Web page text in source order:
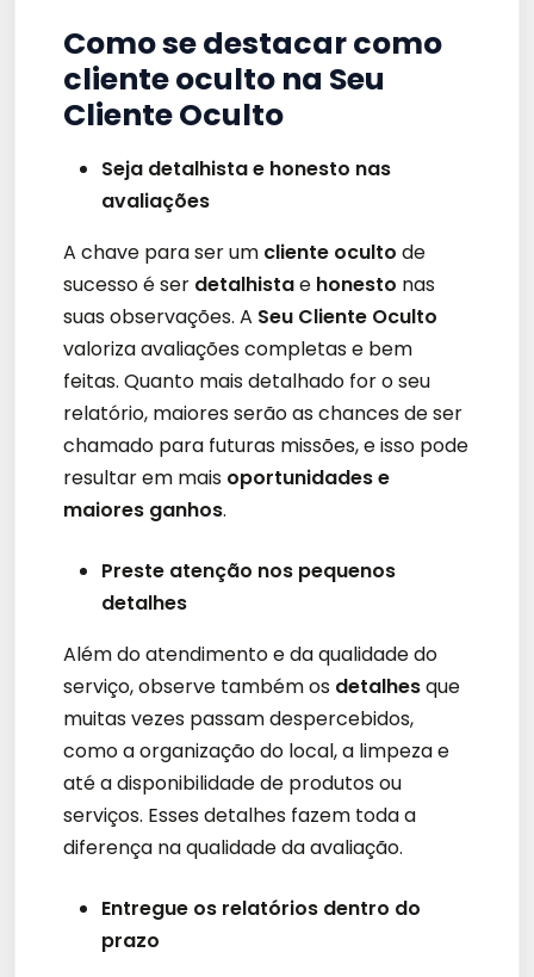
Como se destacar como
cliente oculto na Seu
Cliente Oculto
Seja detalhista e honesto nas
avaliações
A chave para ser um cliente oculto de
sucesso é ser detalhistae honesto nas
suas observações. A Seu Cliente Oculto
valoriza avaliações completas e bem
feitas. Quanto mais detalhado for o seu
relatório, maiores serão as chances de ser
chamado para futuras missões, e isso pode
resultar em mais oportunidades e
maiores ganhos.
Preste atenção nos pequenos
detalhes
Além do atendimento e da qualidade do
serviço, observe também os detalhesque
muitas vezes passam despercebidos,
como a organização do local, a limpeza e
até a disponibilidade de produtos ou
serviços. Esses detalhes fazem toda a
diferença na qualidade da avaliação.
Entregue os relatórios dentro do
prazo